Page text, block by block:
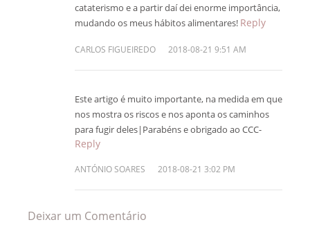
cataterismo e a partir daí dei enorme importância,
mudando os meus hábitos alimentares! Reply
CARLOS FIGUEIREDO 2018-08-21 9:51 AM
Este artigo é muito importante, na medida em que
nos mostra os riscos e nos aponta os caminhos
para fugir deles|Parabéns e obrigado ao CCC-
Reply
ANTÓNIO SOARES 2018-08-21 3:02 PM
Deixar um Comentário